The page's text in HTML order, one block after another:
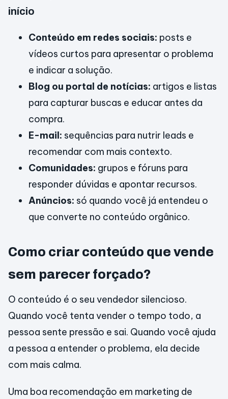
início
Conteúdo em redes sociais: posts e
vídeos curtos para apresentar o problema
e indicar a solução.
Blog ou portal de notícias: artigos e listas
para capturar buscas e educar antes da
compra.
E-mail: sequências para nutrir leads e
recomendar com mais contexto.
Comunidades: grupos e fóruns para
responder dúvidas e apontar recursos.
Anúncios: só quando você já entendeu o
que converte no conteúdo orgânico.
Como criar conteúdo que vende
sem parecer forçado?
O conteúdo é o seu vendedor silencioso.
Quando você tenta vender o tempo todo, a
pessoa sente pressão e sai. Quando você ajuda
a pessoa a entender o problema, ela decide
com mais calma.
Uma boa recomendação em marketing de